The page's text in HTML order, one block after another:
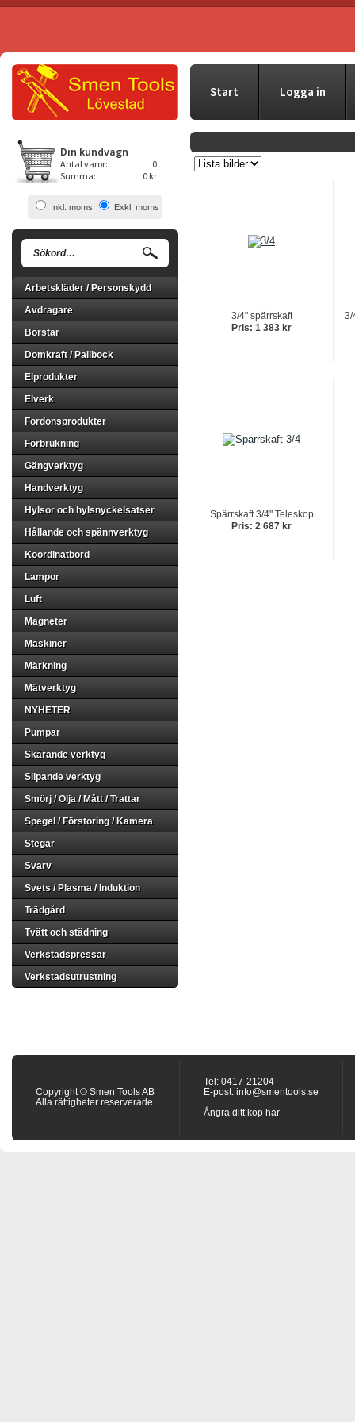
Start Logga in
Din kundvagn
Antal varor:
0
Summa:
0 kr
Inkl. moms Exkl. moms
Arbetskläder / Personskydd
Avdragare
Borstar
Domkraft / Pallbock
Elprodukter
Elverk
Fordonsprodukter
Förbrukning
Gängverktyg
Handverktyg
Hylsor och hylsnyckelsatser
Hållande och spännverktyg
Koordinatbord
Lampor
Luft
Magneter
Maskiner
Märkning
Mätverktyg
NYHETER
Pumpar
Skärande verktyg
Slipande verktyg
Smörj / Olja / Mått / Trattar
Spegel / Förstoring / Kamera
Stegar
Svarv
Svets / Plasma / Induktion
Trädgård
Tvätt och städning
Verkstadspressar
Verkstadsutrustning
3/4" spärrskaft
Pris: 1 383 kr
3/
Spärrskaft 3/4" Teleskop
Pris: 2 687 kr
Copyright © Smen Tools AB
Alla rättigheter reserverade.
Tel: 0417-21204
E-post: info@smentools.se
Ångra ditt köp här